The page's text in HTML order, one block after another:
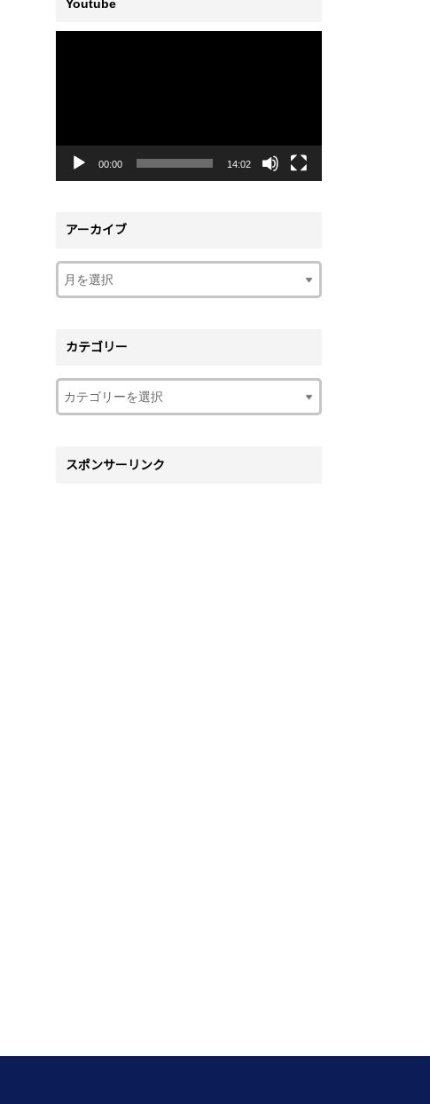
Youtube
ヤ
00:00 14:02
アーカイブ
カテゴリー
スポンサーリンク